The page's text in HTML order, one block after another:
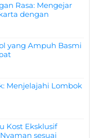
Rasa: Mengejar
dengan
yang Ampuh Basmi
Menjelajahi Lombok
Kost Eksklusif
sesuai